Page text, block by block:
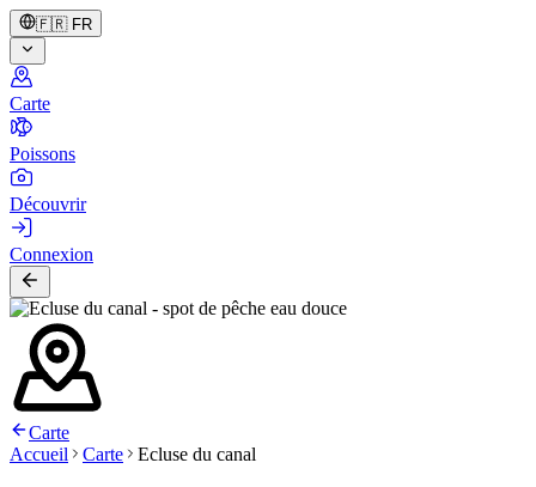
🇫🇷 FR
Carte
Poissons
Découvrir
Connexion
Carte
Accueil
Carte Ecluse du canal